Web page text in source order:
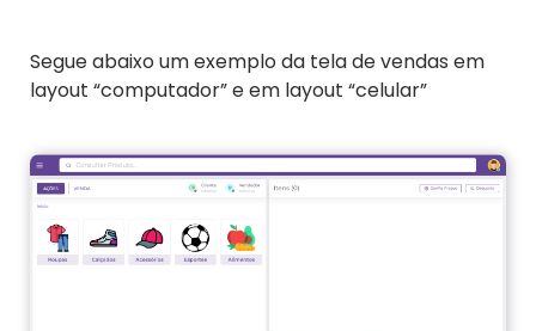
Segue abaixo um exemplo da tela de vendas em
layout “computador” e em layout “celular”